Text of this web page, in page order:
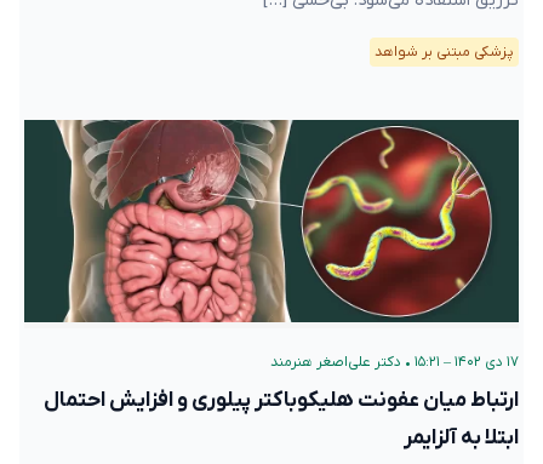
پزشکی مبتنی بر شواهد
۱۷ دی ۱۴۰۲ – ۱۵:۲۱ • دکتر علی‌اصغر هنرمند
ارتباط میان عفونت هلیکوباکتر پیلوری و افزایش احتمال
ابتلا به آلزایمر